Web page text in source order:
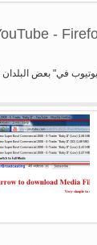
-
في" بعض البلدان